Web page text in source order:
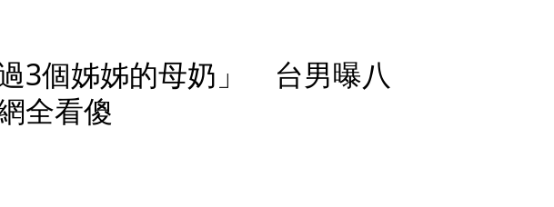
過3個姊姊的母奶」 台男曝八
全看傻